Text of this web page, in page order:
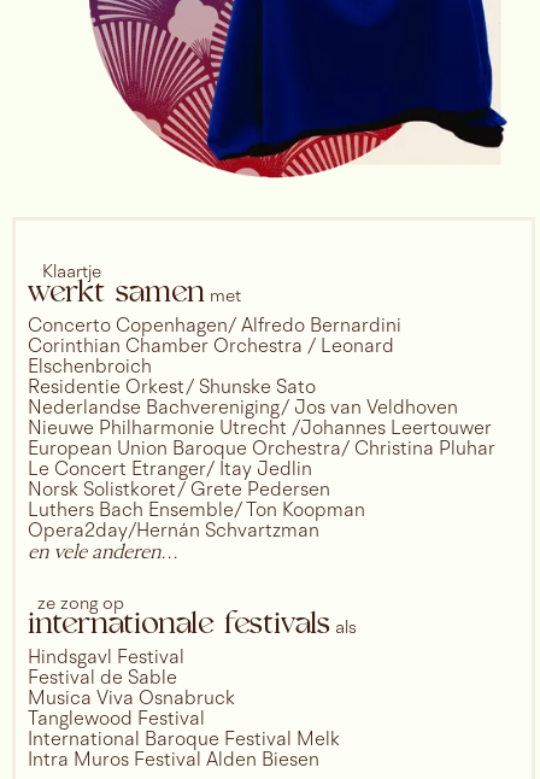
Klaartje
werkt samen met
Concerto Copenhagen/ Alfredo Bernardini
Corinthian Chamber Orchestra / Leonard
Elschenbroich
Residentie Orkest/ Shunske Sato
Nederlandse Bachvereniging/ Jos van Veldhoven
Nieuwe Philharmonie Utrecht /Johannes Leertouwer
European Union Baroque Orchestra/ Christina Pluhar
Le Concert Etranger/ Itay Jedlin
Norsk Solistkoret/ Grete Pedersen
Luthers Bach Ensemble/ Ton Koopman
Opera2day/Hernán Schvartzman
en vele anderen...
ze zong op
internationale festivals als
Hindsgavl Festival
Festival de Sable
Musica Viva Osnabruck
Tanglewood Festival
International Baroque Festival Melk
Intra Muros Festival Alden Biesen